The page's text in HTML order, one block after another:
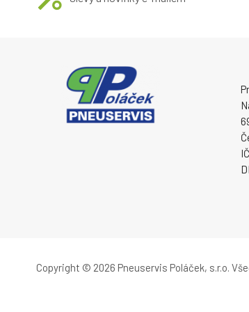
Copyright © 2026 Pneuservis Poláček, s.r.o.